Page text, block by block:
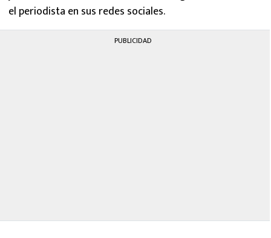
el periodista en sus redes sociales.
PUBLICIDAD